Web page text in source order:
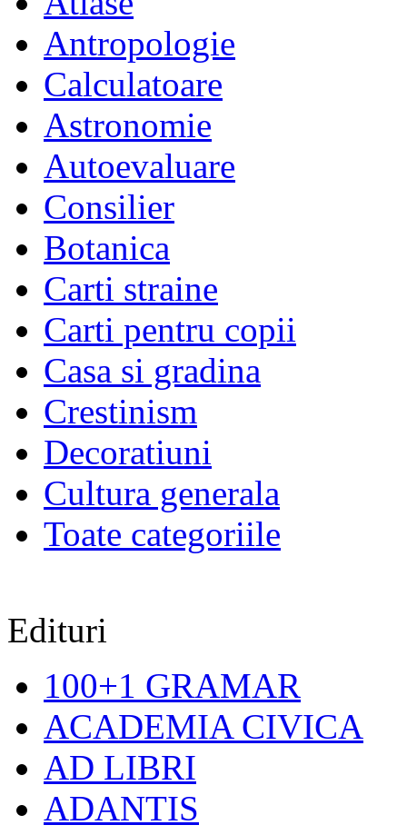
Antropologie
Calculatoare
Astronomie
Autoevaluare
Consilier
Botanica
Carti straine
Carti pentru copii
Casa si gradina
Crestinism
Decoratiuni
Cultura generala
Toate categoriile
Edituri
100+1 GRAMAR
ACADEMIA CIVICA
AD LIBRI
ADANTIS